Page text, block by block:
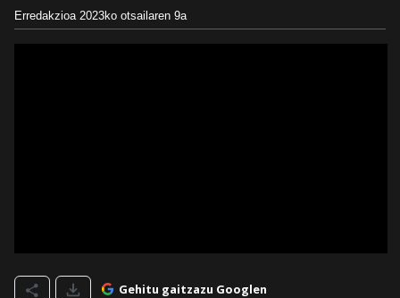
Erredakzioa 2023ko otsailaren 9a
Gehitu gaitzazu Googlen